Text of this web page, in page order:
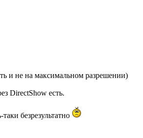
и не на максимальном разрешении)
DirectShow есть.
таки безрезультатно